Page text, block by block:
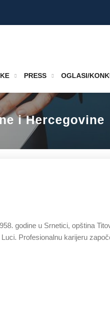
PRESS OGLASI/
i Hercegovine
godine u Srnetici, opština
Profesionalnu karijeru